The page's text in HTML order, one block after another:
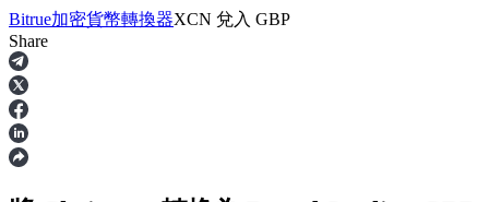
合約
Bitrue加密貨幣轉換器XCN 兌入 GBP
Share